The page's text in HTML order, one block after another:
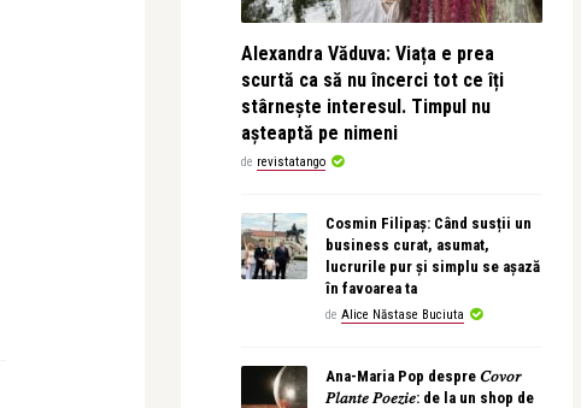
Alexandra Văduva: Viața e prea
scurtă ca să nu încerci tot ce îți
stârnește interesul. Timpul nu
așteaptă pe nimeni
de revistatango
Cosmin Filipaș: Când susții un
business curat, asumat,
lucrurile pur și simplu se așază
în favoarea ta
de Alice Năstase Buciuta
Ana-Maria Pop despre 𝐶𝑜𝑣𝑜𝑟
𝑃𝑙𝑎𝑛𝑡𝑒 𝑃𝑜𝑒𝑧𝑖𝑒: de la un shop de